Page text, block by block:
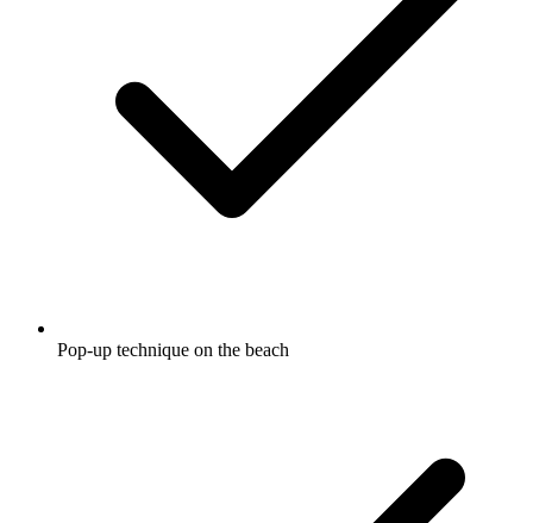
Pop-up technique on the beach